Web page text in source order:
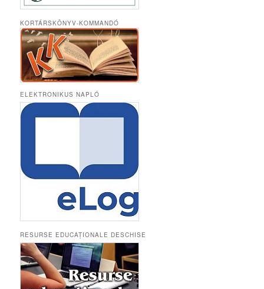
KORTÁRSKÖNYV-KOMMANDÓ
ELEKTRONIKUS NAPLÓ
RESURSE EDUCAȚIONALE DESCHISE